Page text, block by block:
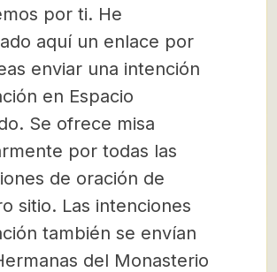
por ti. He
aquí un enlace por
enviar una intención
en Espacio
Se ofrece misa
por todas las
de oración de
sitio. Las intenciones
también se envían
del Monasterio